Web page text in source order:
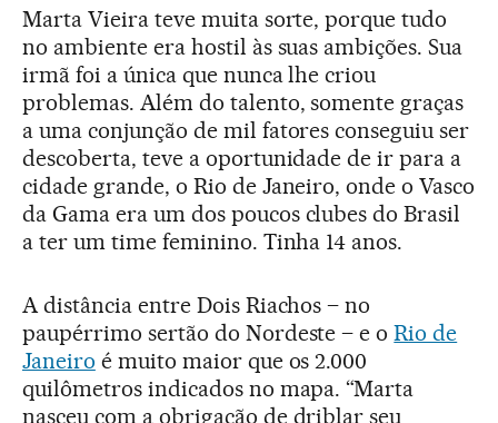
Marta Vieira teve muita sorte, porque tudo
no ambiente era hostil às suas ambições. Sua
irmã foi a única que nunca lhe criou
problemas. Além do talento, somente graças
a uma conjunção de mil fatores conseguiu ser
descoberta, teve a oportunidade de ir para a
cidade grande, o Rio de Janeiro, onde o Vasco
da Gama era um dos poucos clubes do Brasil
a ter um time feminino. Tinha 14 anos.
A distância entre Dois Riachos – no
paupérrimo sertão do Nordeste – e oRio de
Janeiro é muito maior que os 2.000
quilômetros indicados no mapa. “Marta
nasceu com a obrigação de driblar seu